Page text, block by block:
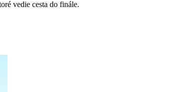
vedie cesta do finále.